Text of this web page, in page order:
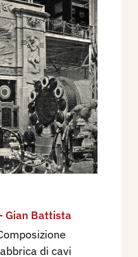
Gian Battista
di cavi